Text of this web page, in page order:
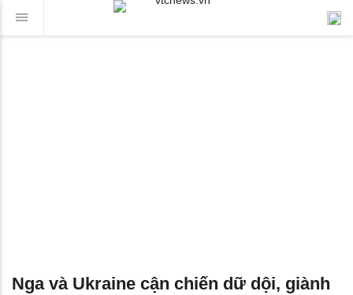
Nga và Ukraine cận chiến dữ dội, giành